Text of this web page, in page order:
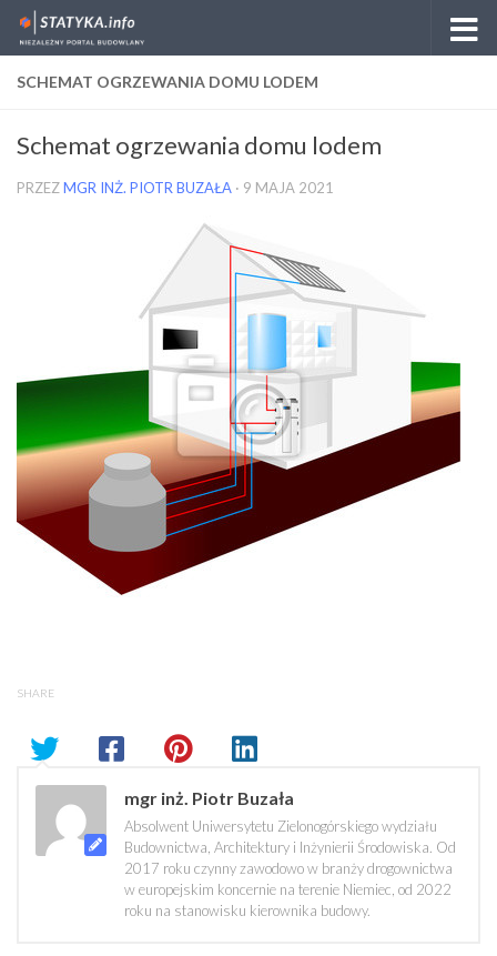
Skip to content
SCHEMAT OGRZEWANIA DOMU LODEM
Schemat ogrzewania domu lodem
PRZEZMGR INŻ. PIOTR BUZAŁA · 9 MAJA 2021
SHARE
mgr inż. Piotr Buzała
Absolwent Uniwersytetu Zielonogórskiego wydziału
Budownictwa, Architektury i Inżynierii Środowiska. Od
2017 roku czynny zawodowo w branży drogownictwa
w europejskim koncernie na terenie Niemiec, od 2022
roku na stanowisku kierownika budowy.